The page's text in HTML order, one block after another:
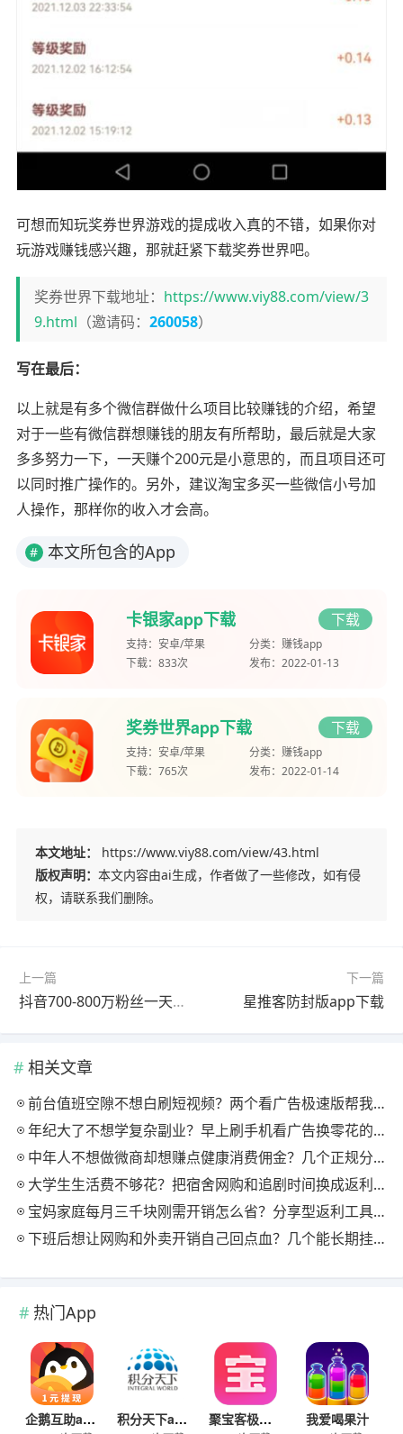
可想而知玩奖券世界游戏的提成收入真的不错，如果你对
玩游戏赚钱感兴趣，那就赶紧下载奖券世界吧。
奖券世界下载地址： https://www.viy88.com/view/3
9.html （邀请码： 260058）
写在最后：
以上就是有多个微信群做什么项目比较赚钱的介绍，希望
对于一些有微信群想赚钱的朋友有所帮助，最后就是大家
多多努力一下，一天赚个200元是小意思的，而且项目还可
以同时推广操作的。另外，建议淘宝多买一些微信小号加
人操作，那样你的收入才会高。
# 本文所包含的App
卡银家app下载 下载
支持： 安卓/苹果 分类： 赚钱app
下载： 833次 发布： 2022-01-13
奖券世界app下载 下载
支持： 安卓/苹果 分类： 赚钱app
下载： 765次 发布： 2022-01-14
本文地址：
https://www.viy88.com/view/43.html
版权声明： 本文内容由ai生成，作者做了一些修改，如有侵
权，请联系我们删除。
上一篇
抖音700-800万粉丝一天收入多少？抖音800万粉丝月收入多少钱？
下一篇
星推客防封版app下载
相关文章
前台值班空隙不想白刷短视频？两个看广告极速版帮我月回血三百块
年纪大了不想学复杂副业？早上刷手机看广告换零花的两个极速版用法
中年人不想做微商却想赚点健康消费佣金？几个正规分享式返利平台排位
大学生生活费不够花？把宿舍网购和追剧时间换成返利零钱的方法
宝妈家庭每月三千块刚需开销怎么省？分享型返利工具这样搭最舒服
下班后想让网购和外卖开销自己回点血？几个能长期挂机的返利入口实测
热门App
企鹅互助app 积分天下app 聚宝客极速版 我爱喝果汁